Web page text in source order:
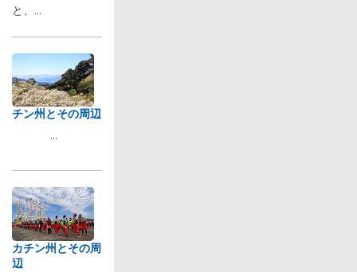
と、...
チン州とその周辺
...
カチン州とその周
辺